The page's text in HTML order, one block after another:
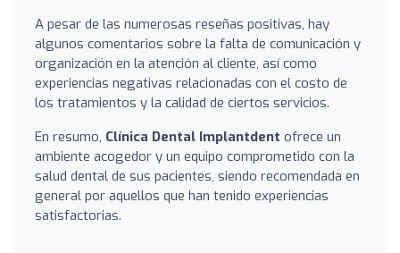
A pesar de las numerosas reseñas positivas, hay
algunos comentarios sobre la falta de comunicación y
organización en la atención al cliente, así como
experiencias negativas relacionadas con el costo de
los tratamientos y la calidad de ciertos servicios.
En resumo, Clínica Dental Implantdent ofrece un
ambiente acogedor y un equipo comprometido con la
salud dental de sus pacientes, siendo recomendada en
general por aquellos que han tenido experiencias
satisfactorias.